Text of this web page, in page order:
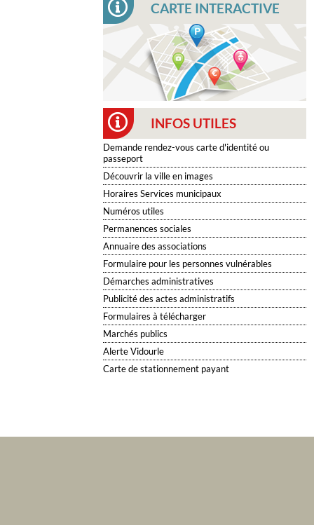
CARTE INTERACTIVE
INFOS UTILES
Demande rendez-vous carte d'identité ou
passeport
Découvrir la ville en images
Horaires Services municipaux
Numéros utiles
Permanences sociales
Annuaire des associations
Formulaire pour les personnes vulnérables
Démarches administratives
Publicité des actes administratifs
Formulaires à télécharger
Marchés publics
Alerte Vidourle
Carte de stationnement payant